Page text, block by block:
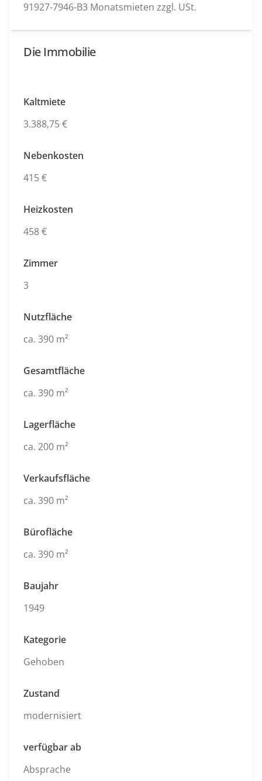
91927-7946-B3 Monatsmieten zzgl. USt.
Die Immobilie
Kaltmiete
3.388,75 €
Nebenkosten
415 €
Heizkosten
458 €
Zimmer
3
Nutzfläche
ca. 390 m²
Gesamtfläche
ca. 390 m²
Lagerfläche
ca. 200 m²
Verkaufsfläche
ca. 390 m²
Bürofläche
ca. 390 m²
Baujahr
1949
Kategorie
Gehoben
Zustand
modernisiert
verfügbar ab
Absprache